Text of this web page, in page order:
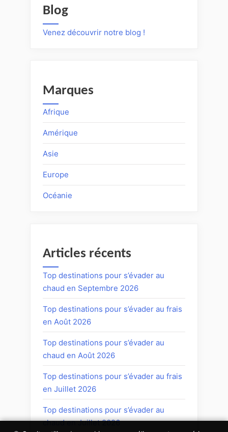
Blog
Venez découvrir notre blog !
Marques
Afrique
Amérique
Asie
Europe
Océanie
Articles récents
Top destinations pour s’évader au
chaud en Septembre 2026
Top destinations pour s’évader au frais
en Août 2026
Top destinations pour s’évader au
chaud en Août 2026
Top destinations pour s’évader au frais
en Juillet 2026
Top destinations pour s’évader au
chaud en Juillet 2026